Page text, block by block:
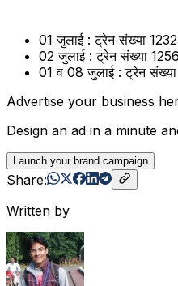
01 जुलाई : ट्रेन संख्या
02 जुलाई : ट्रेन संख्या
01 व 08 जुलाई : ट्रेन संख्या
Advertise your business
Design an ad in a minute
Launch your brand campaign
Share:
Written by